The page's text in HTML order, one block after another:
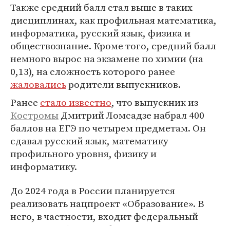
Также средний балл стал выше в таких
дисциплинах, как профильная математика,
информатика, русский язык, физика и
обществознание. Кроме того, средний балл
немного вырос на экзамене по химии (на
0,13), на сложность которого ранее
жаловалисьродители выпускников.
Ранее стало известно, что выпускник из
КостромыДмитрий Ломсадзе набрал 400
баллов на ЕГЭ по четырем предметам. Он
сдавал русский язык, математику
профильного уровня, физику и
информатику.
До 2024 года в России планируется
реализовать нацпроект «Образование». В
него, в частности, входит федеральный